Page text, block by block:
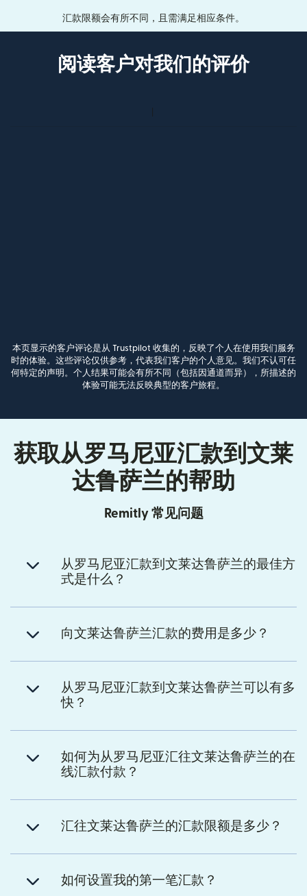
汇款限额会有所不同，且需满足相应条件。
阅读客户对我们的评价
本页显示的客户评论是从 Trustpilot 收集的，反映了个人在使用我们服务
时的体验。这些评论仅供参考，代表我们客户的个人意见。我们不认可任
何特定的声明。个人结果可能会有所不同（包括因通道而异），所描述的
体验可能无法反映典型的客户旅程。
获取从罗马尼亚汇款到文莱
达鲁萨兰的帮助
Remitly 常见问题
从罗马尼亚汇款到文莱达鲁萨兰的最佳方
式是什么？
向文莱达鲁萨兰汇款的费用是多少？
从罗马尼亚汇款到文莱达鲁萨兰可以有多
快？
如何为从罗马尼亚汇往文莱达鲁萨兰的在
线汇款付款？
汇往文莱达鲁萨兰的汇款限额是多少？
如何设置我的第一笔汇款？